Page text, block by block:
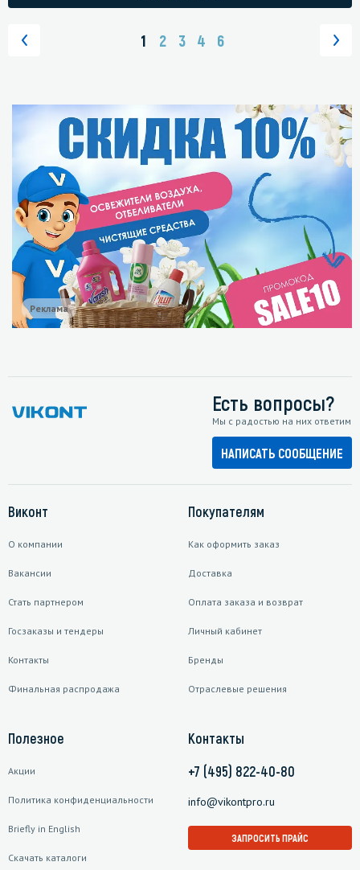
1 2 3 4 6
Реклама
Есть вопросы?
Мы с радостью на них ответим
НАПИСАТЬ СООБЩЕНИЕ
Виконт
О компании
Вакансии
Стать партнером
Госзаказы и тендеры
Контакты
Финальная распродажа
Покупателям
Как оформить заказ
Доставка
Оплата заказа и возврат
Личный кабинет
Бренды
Отраслевые решения
Полезное
Акции
Политика конфиденциальности
Briefly in English
Скачать каталоги
Контакты
+7 (495) 822-40-80
info@vikontpro.ru
ЗАПРОСИТЬ ПРАЙС